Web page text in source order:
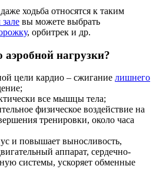
ходьба относятся к таким
вы можете выбрать
, орбитрек и др.
нагрузки?
цели кардио – сжигание лишнего
все мышцы тела;
физическое воздействие на
тренировки, около часа
и повышает выносливость,
аппарат, сердечно-
системы, ускоряет обменные